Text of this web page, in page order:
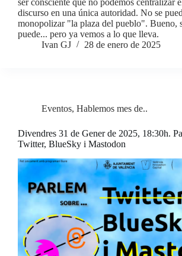
ser consciente que no podemos centralizar
discurso en una única autoridad. No se
monopolizar "la plaza del pueblo". Bueno,
puede... pero ya vemos a lo que lleva.
Ivan GJ
28 de enero de 2025
Eventos, Hablemos mes de..
Divendres 31 de Gener de 2025, 18:30h.
Twitter, BlueSky i Mastodon